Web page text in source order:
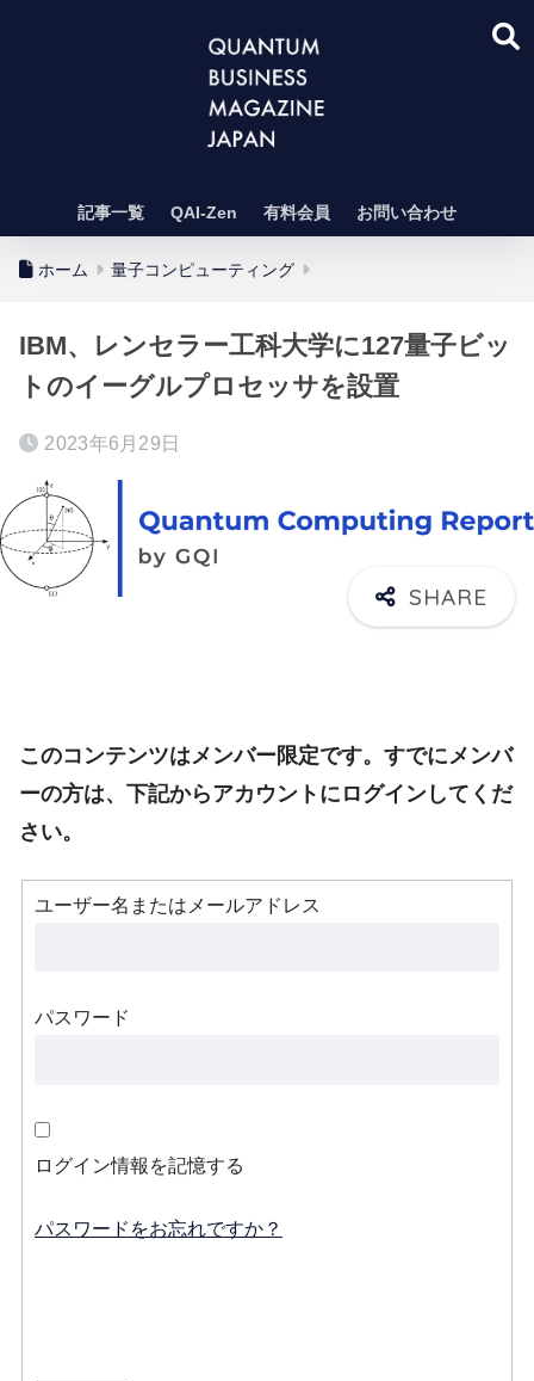
記事一覧 QAI-Zen 有料会員 お問い合わせ
ホーム 量子コンピューティング
IBM、レンセラー工科大学に127量子ビッ
トのイーグルプロセッサを設置
2023年6月29日
このコンテンツはメンバー限定です。すでにメンバ
ーの方は、下記からアカウントにログインしてくだ
さい。
ユーザー名またはメールアドレス
パスワード
ログイン情報を記憶する
パスワードをお忘れですか？